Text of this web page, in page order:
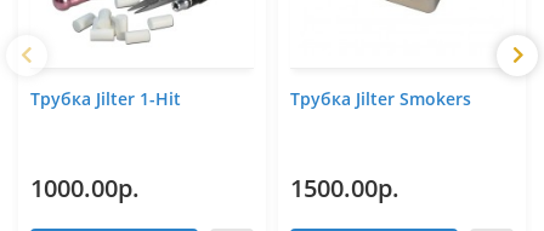
Трубка Jilter 1-Hit
1000.00р.
Трубка Jilter Smokers
1500.00р.